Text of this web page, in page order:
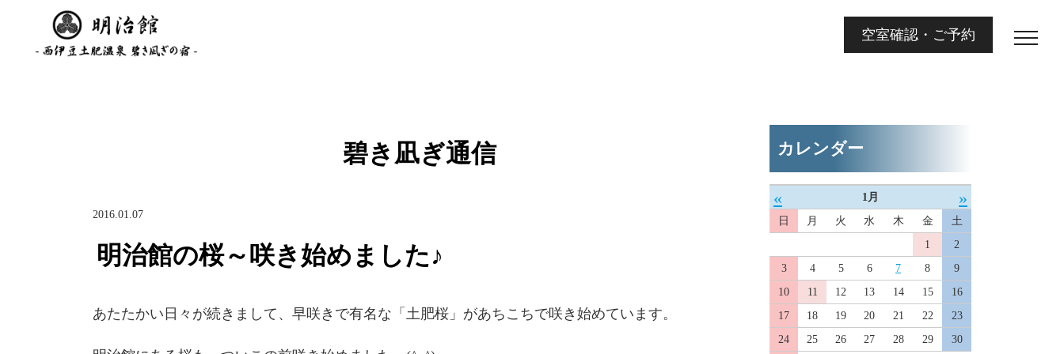
空室確認・ご予約
碧き凪ぎ通信
2016.01.07
明治館の桜～咲き始めました♪
あたたかい日々が続きまして、早咲きで有名な「土肥桜」があちこちで咲き始めています。
カレンダー
« 1月 »
日 月 火 水 木 金
土
1
2
3
4 5 6 7 8
9
10
11 12 13 14 15
16
17
18 19 20 21 22
23
24
25 26 27 28 29
30